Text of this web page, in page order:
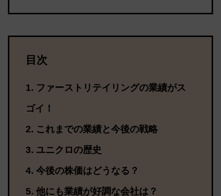
目次
ファーストリテイリングの業績がス
ゴイ！
これまでの業績と今後の戦略
ユニクロの歴史
今後の株価はどうなる？
他にも業績が好調な会社は？